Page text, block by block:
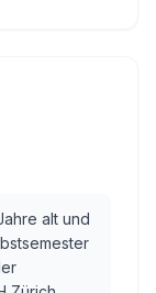
alt und